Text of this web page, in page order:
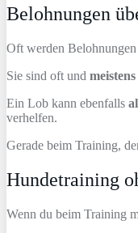
Belohnungen
Oft werden
Sie sind oft und
Ein Lob kann ebenfalls
verhelfen.
Gerade beim Training,
Hundetraining
Wenn du beim Training